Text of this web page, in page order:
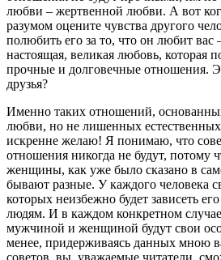
любви – жертвенной любви. А вот
разумом оцените чувства другого
полюбить его за то, что он любит вас
настоящая, великая любовь, которая
прочные и долговечные отношения.
друзья?
Именно таких отношений,
любви, но не лишенных естественных
искренне желаю! Я понимаю, что
отношения никогда не будут, потому
женщины, как уже было сказано в
бывают разные. У каждого человека
которых неизбежно будет зависеть
людям. И в каждом конкретном
мужчиной и женщиной будут свои
менее, придерживаясь данных мною